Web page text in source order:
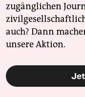
zugänglichen
auch? Dann
unsere Aktion.